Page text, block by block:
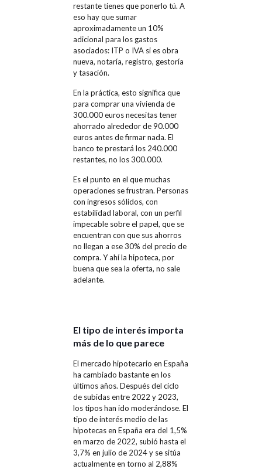
restante tienes que ponerlo tú. A
eso hay que sumar
aproximadamente un 10%
adicional para los gastos
asociados: ITP o IVA si es obra
nueva, notaría, registro, gestoría
y tasación.
En la práctica, esto significa que
para comprar una vivienda de
300.000 euros necesitas tener
ahorrado alrededor de 90.000
euros antes de firmar nada. El
banco te prestará los 240.000
restantes, no los 300.000.
Es el punto en el que muchas
operaciones se frustran. Personas
con ingresos sólidos, con
estabilidad laboral, con un perfil
impecable sobre el papel, que se
encuentran con que sus ahorros
no llegan a ese 30% del precio de
compra. Y ahí la hipoteca, por
buena que sea la oferta, no sale
adelante.
El tipo de interés importa
más de lo que parece
El mercado hipotecario en España
ha cambiado bastante en los
últimos años. Después del ciclo
de subidas entre 2022 y 2023,
los tipos han ido moderándose. El
tipo de interés medio de las
hipotecas en España era del 1,5%
en marzo de 2022, subió hasta el
3,7% en julio de 2024 y se sitúa
actualmente en torno al 2,88%